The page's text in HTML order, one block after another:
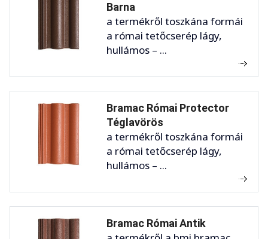
Barna
a termékről toszkána formái
a római tetőcserép lágy,
hullámos – ...
Bramac Római Protector
Téglavörös
a termékről toszkána formái
a római tetőcserép lágy,
hullámos – ...
Bramac Római Antik